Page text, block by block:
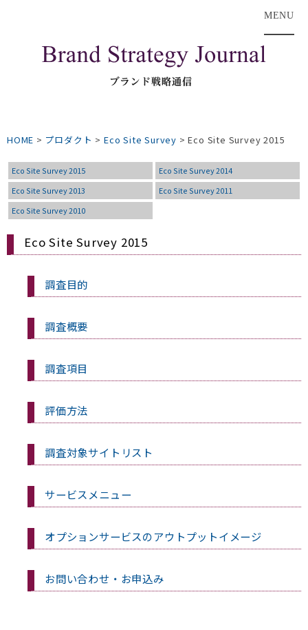
MENU
HOME > プロダクト >Eco Site Survey >Eco Site Survey 2015
Eco Site Survey 2015
Eco Site Survey 2014
Eco Site Survey 2013
Eco Site Survey 2011
Eco Site Survey 2010
Eco Site Survey 2015
調査目的
調査概要
調査項目
評価方法
調査対象サイトリスト
サービスメニュー
オプションサービスのアウトプットイメージ
お問い合わせ・お申込み